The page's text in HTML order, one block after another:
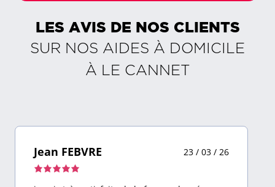
LES AVIS DE NOS CLIENTS
SUR NOS AIDES À DOMICILE
À LE CANNET
Jean FEBVRE
23 / 03 / 26
Note
de